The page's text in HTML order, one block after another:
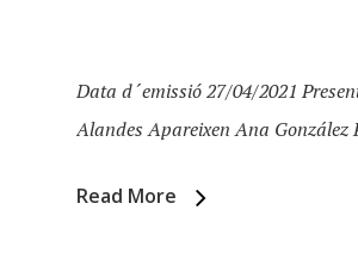
Data d´emissió 27/04/2021
Alandes Apareixen Ana González
Read More